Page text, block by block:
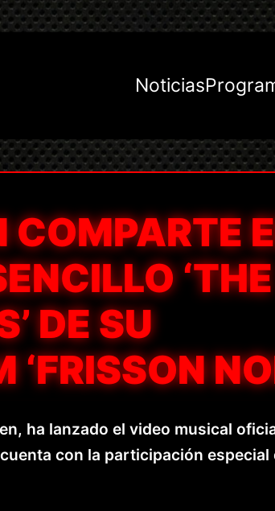
Noticias
COMPARTE
‘THE
DE SU
ha lanzado el video musical
con la participación especial